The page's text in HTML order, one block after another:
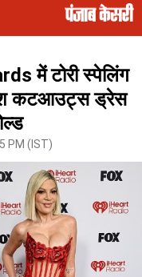
में टोरी स्पेलिंग
कटआउट्स ड्रेस
PM (IST)